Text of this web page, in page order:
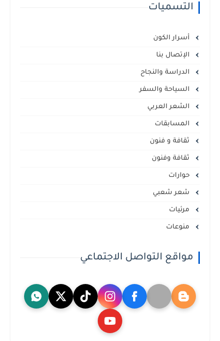
التسميات
أسرار الكون
الإتصال بنا
الدراسة والنجاح
السياحة والسفر
الشعر العربي
المسابقات
ثقافة و فنون
ثقافة وفنون
حوارات
شعر شعبي
مرئيات
منوعات
مواقع التواصل الاجتماعي